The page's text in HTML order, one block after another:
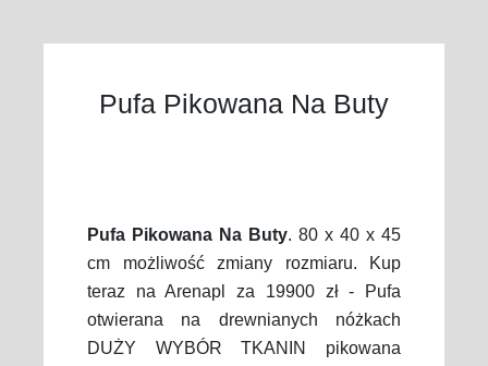
Pufa Pikowana Na Buty
Pufa Pikowana Na Buty. 80 x 40 x 45
cm możliwość zmiany rozmiaru. Kup
teraz na Arenapl za 19900 zł - Pufa
otwierana na drewnianych nóżkach
DUŻY WYBÓR TKANIN pikowana